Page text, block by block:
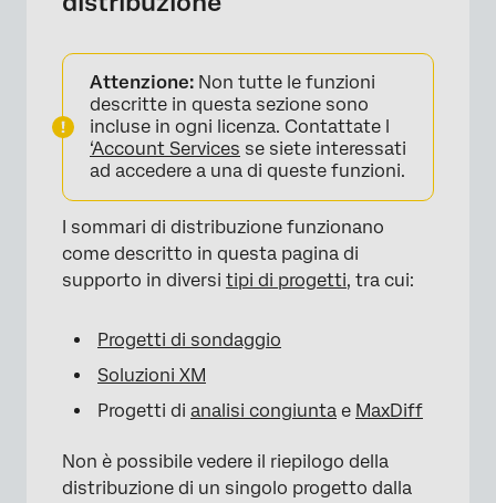
×
Attenzione: Non tutte le funzioni
descritte in questa sezione sono
incluse in ogni licenza. Contattate l
‘Account Services se siete interessati
ad accedere a una di queste funzioni.
I sommari di distribuzione funzionano
come descritto in questa pagina di
supporto in diversi tipi di progetti, tra cui:
Progetti di sondaggio
Soluzioni XM
Progetti di analisi congiunta e MaxDiff
Non è possibile vedere il riepilogo della
distribuzione di un singolo progetto dalla